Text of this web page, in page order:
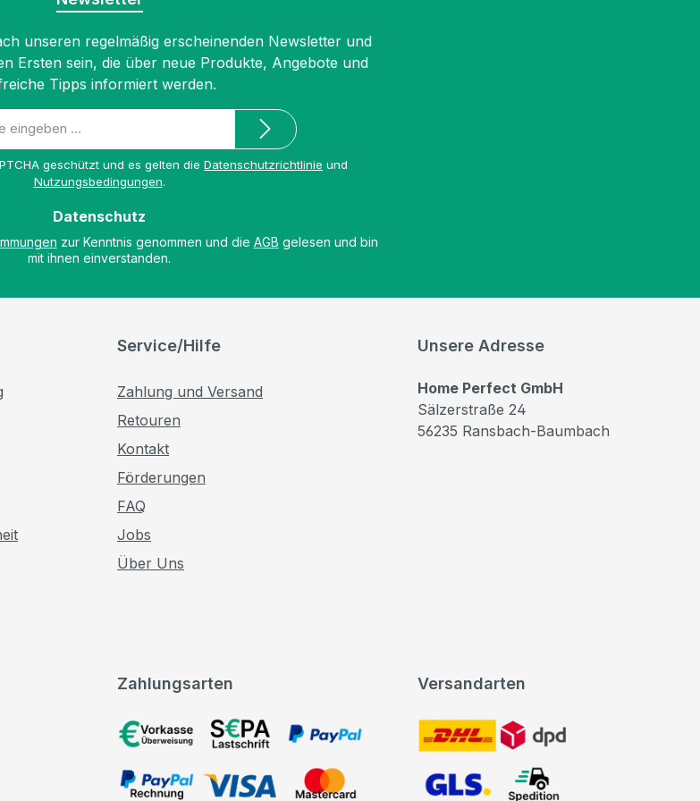
unseren regelmäßig erscheinenden Newsletter und
Ersten sein, die über neue Produkte, Angebote und
Tipps informiert werden.
geschützt und es gelten die Datenschutzrichtlinie und
Nutzungsbedingungen.
Datenschutz
zur Kenntnis genommen und die AGB gelesen und bin
mit ihnen einverstanden.
Service/Hilfe
Zahlung und Versand
Retouren
Kontakt
Förderungen
FAQ
Jobs
Über Uns
Zahlungsarten
Vorkasse, SEPA-Lastschrift, PayPal
Versandarten
Unsere Adresse
Home Perfect GmbH
Sälzerstraße 24
56235 Ransbach-Baumbach